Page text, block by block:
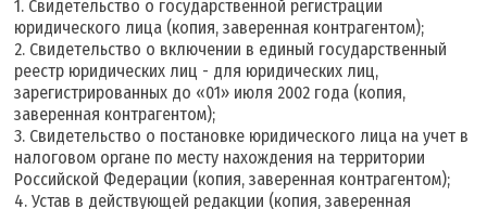
1. Свидетельство о государственной регистрации
юридического лица (копия, заверенная контрагентом);
2. Свидетельство о включении в единый государственный
реестр юридических лиц - для юридических лиц,
зарегистрированных до «01» июля 2002 года (копия,
заверенная контрагентом);
3. Свидетельство о постановке юридического лица на учет в
налоговом органе по месту нахождения на территории
Российской Федерации (копия, заверенная контрагентом);
4. Устав в действующей редакции (копия, заверенная